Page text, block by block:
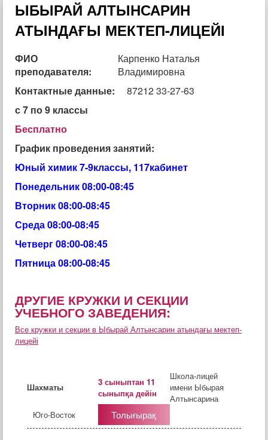
ЫБЫРАЙ АЛТЫНСАРИН
АТЫНДАҒЫ МЕКТЕП-ЛИЦЕЙІ
ФИО
преподавателя:
Карпенко Наталья
Владимировна
Контактные данные:
87212 33-27-63
с 7 по 9 классы
Бесплатно
График проведения занятий:
Юный химик 7-9классы, 117кабинет
Понедельник 08:00-08:45
Вторник 08:00-08:45
Среда 08:00-08:45
Четверг 08:00-08:45
Пятница 08:00-08:45
ДРУГИЕ КРУЖКИ И СЕКЦИИ
УЧЕБНОГО ЗАВЕДЕНИЯ:
Все кружки и секции в Ыбырай Алтынсарин атындағы мектеп-
лицейі
Шахматы
3 сыныптан 11
сыныпқа дейін
Школа-лицей
имени Ыбырая
Алтынсарина
Юго-Восток
Толығырақ